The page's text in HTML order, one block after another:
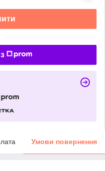
Умови повернення